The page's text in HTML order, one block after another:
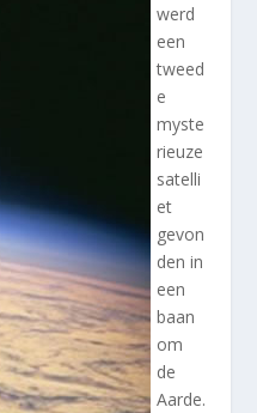
werd
een
tweed
e
myste
rieuze
satelli
et
gevon
den in
een
baan
om
de
Aarde.